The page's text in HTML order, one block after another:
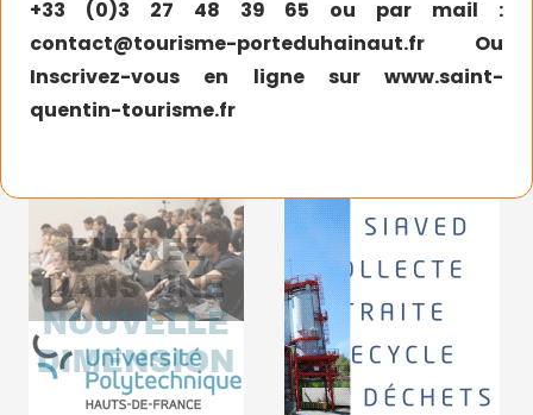
+33 (0)3 27 48 39 65 ou par mail :
contact@tourisme-porteduhainaut.fr Ou
Inscrivez-vous en ligne sur www.saint-
quentin-tourisme.fr